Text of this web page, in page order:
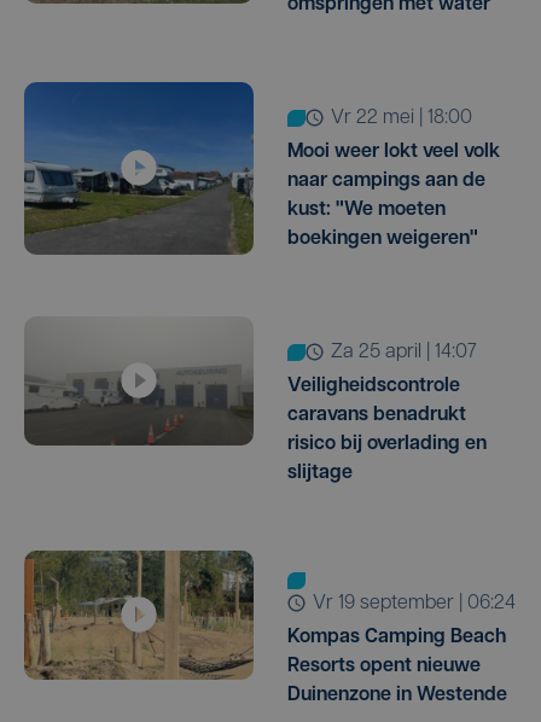
omspringen met water
vr 22 mei | 18:00
Mooi weer lokt veel volk
naar campings aan de
kust: "We moeten
boekingen weigeren"
za 25 april | 14:07
Veiligheidscontrole
caravans benadrukt
risico bij overlading en
slijtage
vr 19 september | 06:24
Kompas Camping Beach
Resorts opent nieuwe
Duinenzone in Westende